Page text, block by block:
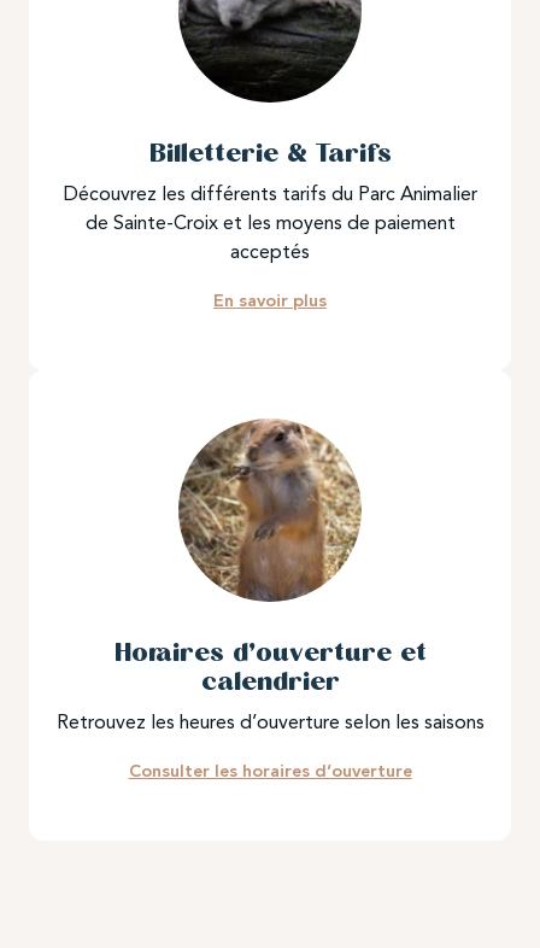
Billetterie & Tarifs
Découvrez les différents tarifs du Parc Animalier
de Sainte-Croix et les moyens de paiement
acceptés
En savoir plus
Horaires d’ouverture et
calendrier
Retrouvez les heures d’ouverture selon les saisons
Consulter les horaires d’ouverture